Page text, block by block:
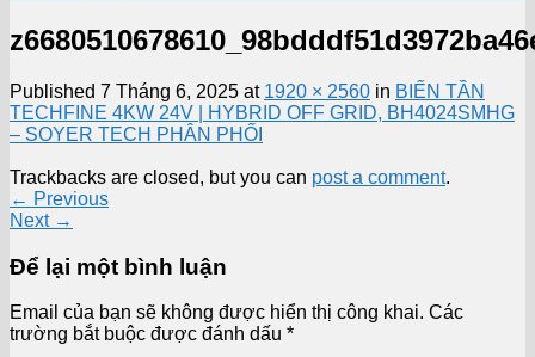
Published 7 Tháng 6, 2025 at 1920 × 2560 in BIẾN TẦN
TECHFINE 4KW 24V | HYBRID OFF GRID, BH4024SMHG
– SOYER TECH PHÂN PHỐI
Trackbacks are closed, but you can post a comment.
← Previous
Next →
Để lại một bình luận
Email của bạn sẽ không được hiển thị công khai. Các
trường bắt buộc được đánh dấu *